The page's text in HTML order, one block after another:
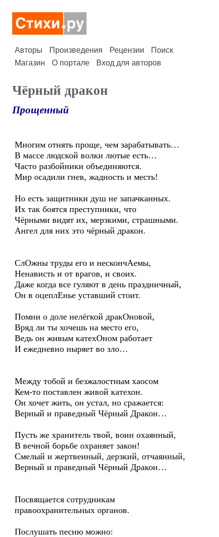
Авторы Произведения Рецензии
Поиск
Магазин
О портале Вход для авторов
Чёрный дракон
Прощенный
Многим отнять проще, чем зарабатывать…
В массе людской волки лютые есть…
Часто разбойники объединяются.
Мир осадили гнев, жадность и месть!
Но есть защитники душ не запачканных.
Их так боятся преступники, что
Чёрными видят их, мерзкими, страшными.
Ангел для них это чёрный дракон.
СлОжны труды его и нескончАемы,
Ненависть и от врагов, и своих.
Даже когда все гуляют в день праздничный,
Он в оцеплЕнье уставший стоит.
Помни о доле нелёгкой дракОновой,
Вряд ли ты хочешь на место его,
Ведь он живым катехОном работает
И ежедневно ныряет во зло…
Между тобой и безжалостным хаосом
Кем-то поставлен живой катехон.
Он хочет жить, он устал, но сражается:
Верный и праведный Чёрный Дракон…
Пусть же хранитель твой, воин охаянный,
В вечной борьбе охраняет закон!
Смелый и жертвенный, дерзкий, отчаянный,
Верный и праведный Чёрный Дракон…
Посвящается сотрудникам
правоохранительных органов.
Послушать песню можно: